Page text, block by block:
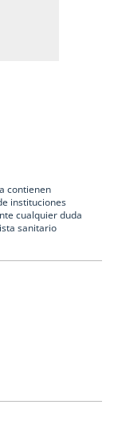
contienen
instituciones
cualquier duda
sanitario